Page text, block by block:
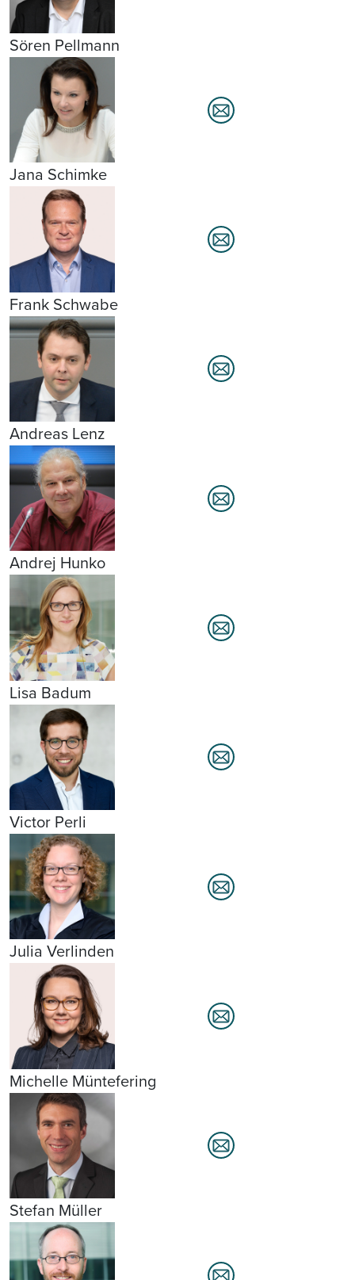
Sören Pellmann
Jana Schimke
Frank Schwabe
Andreas Lenz
Andrej Hunko
Lisa Badum
Victor Perli
Julia Verlinden
Michelle Müntefering
Stefan Müller